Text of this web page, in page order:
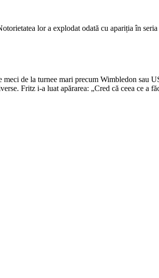
lor a explodat odată cu apariția în
de la turnee mari precum Wimbledon sau
Fritz i-a luat apărarea: „Cred că ceea ce a